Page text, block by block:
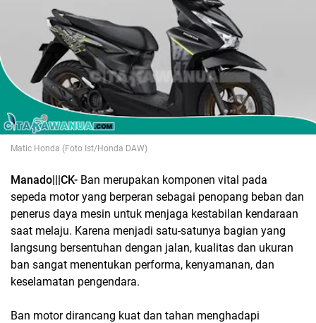
Matic Honda (Foto Ist/Honda DAW)
Manado|||CK- Ban merupakan komponen vital pada
sepeda motor yang berperan sebagai penopang beban dan
penerus daya mesin untuk menjaga kestabilan kendaraan
saat melaju. Karena menjadi satu-satunya bagian yang
langsung bersentuhan dengan jalan, kualitas dan ukuran
ban sangat menentukan performa, kenyamanan, dan
keselamatan pengendara.
Ban motor dirancang kuat dan tahan menghadapi